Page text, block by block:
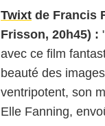
Twixt de Francis
Frisson, 20h45) :
avec ce film
beauté des
ventripotent, son
Elle Fanning,